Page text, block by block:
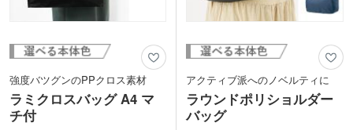
強度バツグンのPPクロス素材
ラミクロスバッグ A4 マ
チ付
アクティブ派へのノベルティに
ラウンドポリショルダー
バッグ